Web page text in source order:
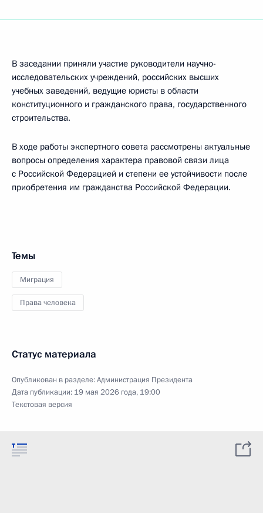
В заседании приняли участие руководители научно-
исследовательских учреждений, российских высших
учебных заведений, ведущие юристы в области
конституционного и гражданского права, государственного
строительства.
В ходе работы экспертного совета рассмотрены актуальные
вопросы определения характера правовой связи лица
с Российской Федерацией и степени ее устойчивости после
приобретения им гражданства Российской Федерации.
Темы
Миграция
Права человека
Статус материала
Опубликован в разделе:Администрация Президента
Дата публикации: 19 мая 2026 года, 19:00
Текстовая версия